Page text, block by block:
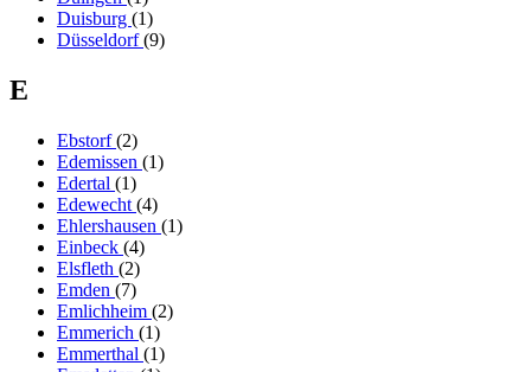
Duisburg (1)
Düsseldorf(9)
E
Ebstorf(2)
Edemissen (1)
Edertal (1)
Edewecht (4)
Ehlershausen (1)
Einbeck (4)
Elsfleth (2)
Emden (7)
Emlichheim (2)
Emmerich (1)
Emmerthal (1)